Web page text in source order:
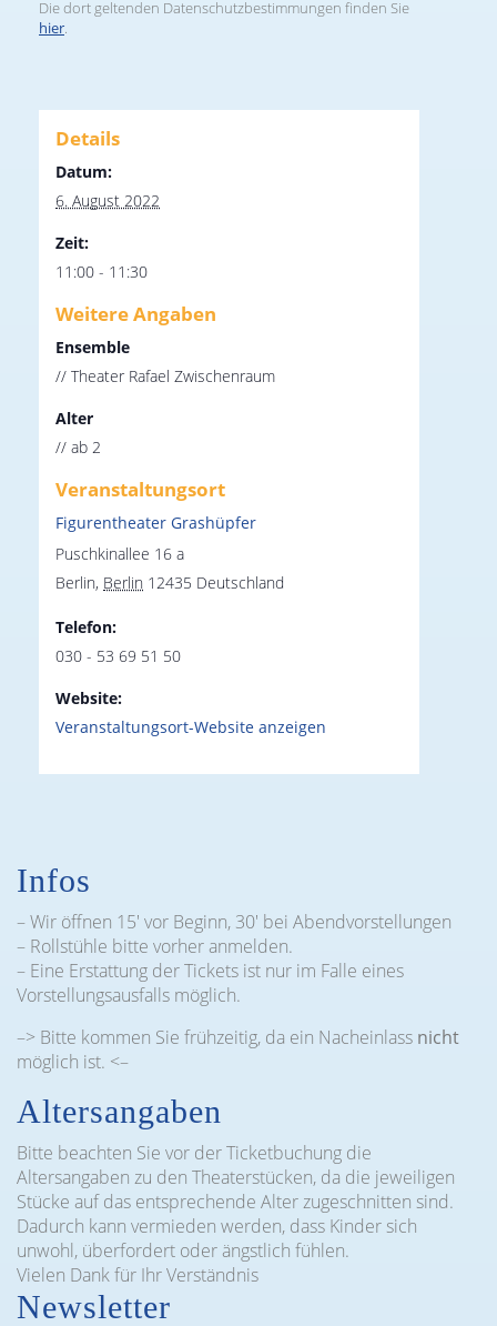
Die dort geltenden Datenschutzbestimmungen finden Sie
hier.
Details
Datum:
6. August 2022
Zeit:
11:00 - 11:30
Veranstaltungsort
Figurentheater Grashüpfer
Puschkinallee 16 a
Berlin, Berlin 12435 Deutschland
Telefon:
030 - 53 69 51 50
Website:
Veranstaltungsort-Website anzeigen
Weitere Angaben
Ensemble
// Theater Rafael Zwischenraum
Alter
// ab 2
Infos
– Wir öffnen 15′ vor Beginn, 30′ bei Abendvorstellungen
– Rollstühle bitte vorher anmelden.
– Eine Erstattung der Tickets ist nur im Falle eines
Vorstellungsausfalls möglich.
–> Bitte kommen Sie frühzeitig, da ein Nacheinlass nicht
möglich ist. <–
Altersangaben
Bitte beachten Sie vor der Ticketbuchung die
Altersangaben zu den Theaterstücken, da die jeweiligen
Stücke auf das entsprechende Alter zugeschnitten sind.
Dadurch kann vermieden werden, dass Kinder sich
unwohl, überfordert oder ängstlich fühlen.
Vielen Dank für Ihr Verständnis
Newsletter